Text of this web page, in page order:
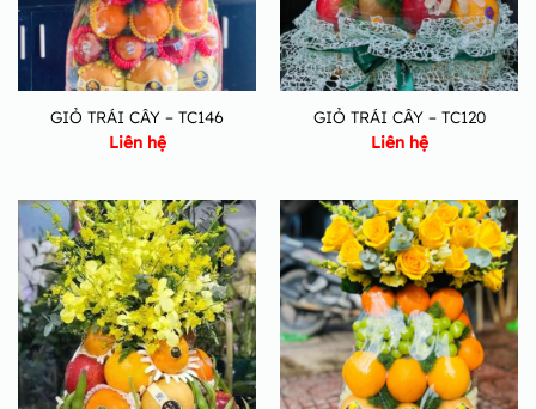
GIỎ TRÁI CÂY – TC146
Liên hệ
GIỎ TRÁI CÂY – TC120
Liên hệ